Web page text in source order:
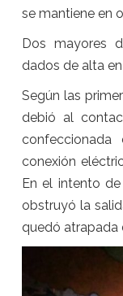
se mantiene en
Dos mayores
dados de alta
Según las
debió al
conexión
En el intento
obstruyó la
quedó atrapada